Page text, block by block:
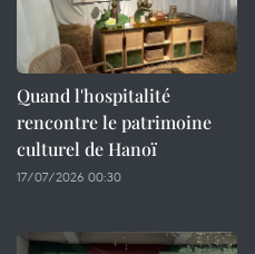
Quand l'hospitalité
rencontre le patrimoine
culturel de Hanoï
17/07/2026 00:30